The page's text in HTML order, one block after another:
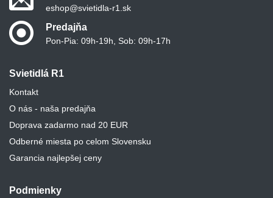
Svietidlá R1
Kontakt
O nás - naša predajňa
Doprava zadarmo nad 20 EUR
Odberné miesta po celom Slovensku
Garancia najlepšej ceny
Podmienky
eshop@svietidla-r1.sk
Predajňa
Pon-Pia: 09h-19h, Sob: 09h-17h